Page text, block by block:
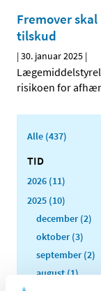
Fremover
tilskud
|30. januar 2025 |
risikoen for
Alle (437)
TID
2026 (11)
2025 (10)
december (2)
oktober (3)
september (2)
august (1)